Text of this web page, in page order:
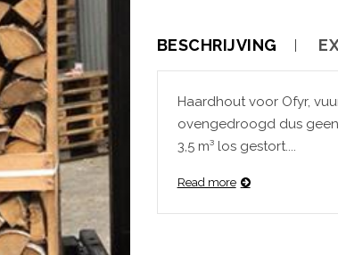
BESCHRIJVING
Haardhout voor Ofyr,
ovengedroogd dus geen
3,5 m³ los gestort....
Read more